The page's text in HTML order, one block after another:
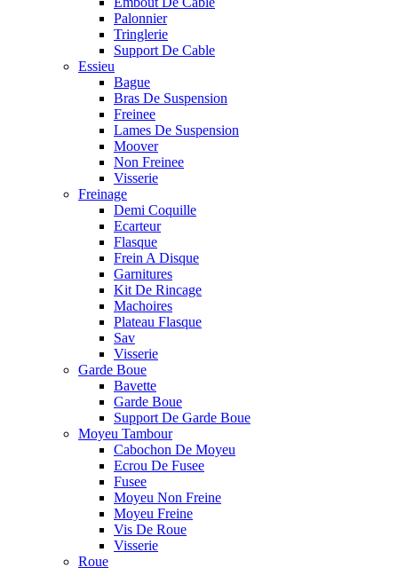
Palonnier
Tringlerie
Support De Cable
Essieu
Bague
Bras De Suspension
Freinee
Lames De Suspension
Moover
Non Freinee
Visserie
Freinage
Demi Coquille
Ecarteur
Flasque
Frein A Disque
Garnitures
Kit De Rincage
Machoires
Plateau Flasque
Sav
Visserie
Garde Boue
Bavette
Garde Boue
Support De Garde Boue
Moyeu Tambour
Cabochon De Moyeu
Ecrou De Fusee
Fusee
Moyeu Non Freine
Moyeu Freine
Vis De Roue
Visserie
Roue